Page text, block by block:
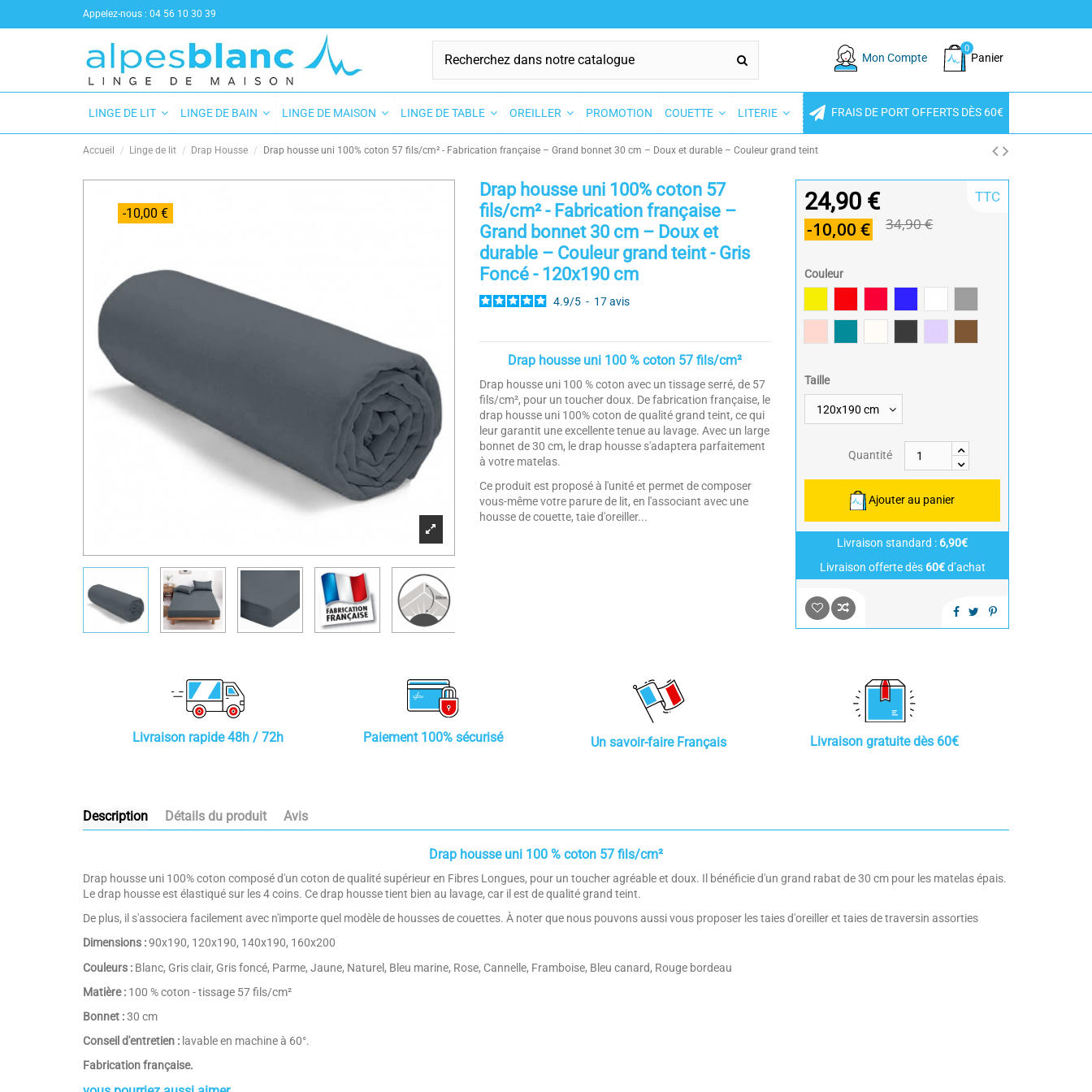
Appelez-nous : 04 56 10 30 39
Mon Compte
0
Panier
LINGE DE LIT LINGE DE BAIN LINGE DE MAISON LINGE DE TABLE OREILLER PROMOTION COUETTE LITERIE FRAIS DE PORT OFFERTS DÈS 60€
Accueil Linge de lit Drap Housse Drap housse uni 100% coton 57 fils/cm² - Fabrication française – Grand bonnet 30 cm – Doux et durable – Couleur grand teint
-10,00 €
Drap housse uni 100% coton 57
fils/cm² - Fabrication française –
Grand bonnet 30 cm – Doux et
durable – Couleur grand teint - Gris
Foncé - 120x190 cm
4.9/5 - 17avis
Drap housse uni 100 % coton 57 fils/cm²
Drap housse uni 100 % coton avec un tissage serré, de 57
fils/cm², pour un toucher doux. De fabrication française, le
drap housse uni 100% coton de qualité grand teint, ce qui
leur garantit une excellente tenue au lavage. Avec un large
bonnet de 30 cm, le drap housse s'adaptera parfaitement
à votre matelas.
Ce produit est proposé à l'unité et permet de composer
vous-même votre parure de lit, en l'associant avec une
housse de couette, taie d'oreiller...
24,90 €
-10,00 € 34,90 €
TTC
Couleur
Taille
Quantité
Ajouter au panier
Livraison standard : 6,90€
Livraison offerte dès 60€d’achat
Livraison rapide 48h / 72h Paiement 100% sécurisé Un savoir-faire Français Livraison gratuite dès 60€
Description Détails du produit Avis
Drap housse uni 100 % coton 57 fils/cm²
Drap housse uni 100% coton composé d'un coton de qualité supérieur en Fibres Longues, pour un toucher agréable et doux. Il bénéficie d'un grand rabat de 30 cm pour les matelas épais.
Le drap housse est élastiqué sur les 4 coins. Ce drap housse tient bien au lavage, car il est de qualité grand teint.
De plus, il s'associera facilement avec n'importe quel modèle de housses de couettes. À noter que nous pouvons aussi vous proposer les taies d'oreiller et taies de traversin assorties
Dimensions :90x190, 120x190, 140x190, 160x200
Couleurs : Blanc, Gris clair, Gris foncé, Parme, Jaune, Naturel, Bleu marine, Rose, Cannelle, Framboise, Bleu canard, Rouge bordeau
Matière : 100 % coton - tissage 57 fils/cm²
Bonnet :30 cm
Conseil d'entretien : lavable en machine à 60°.
Fabrication française.